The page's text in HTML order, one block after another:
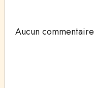
Aucun commentaire